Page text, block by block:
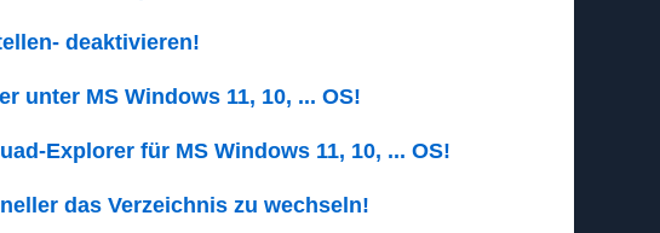
deaktivieren!
unter MS Windows 11, 10, ... OS!
Explorer für MS Windows 11, 10, ... OS!
das Verzeichnis zu wechseln!